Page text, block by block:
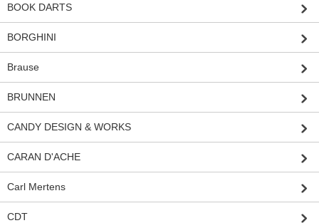
BOOK DARTS
BORGHINI
Brause
BRUNNEN
CANDY DESIGN & WORKS
CARAN D'ACHE
Carl Mertens
CDT